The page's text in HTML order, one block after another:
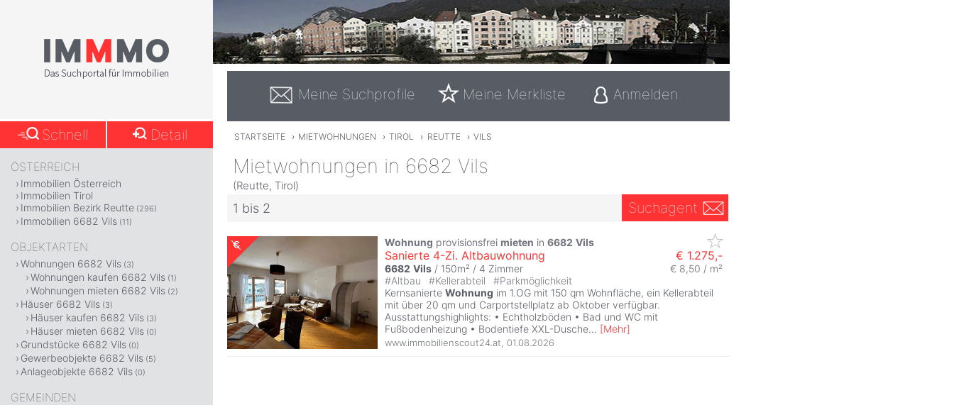
Meine Suchprofile Meine Merkliste Anmelden
STARTSEITE › MIETWOHNUNGEN › TIROL › REUTTE › VILS
Mietwohnungen in 6682 Vils
(Reutte, Tirol)
1 bis 2 Suchagent
Wohnung provisionsfrei mieten in 6682 Vils
Sanierte 4-Zi. Altbauwohnung € 1.275,-
6682 Vils / 150m² / 4 Zimmer
€ 8,50 / m²
#Altbau #Kellerabteil #Parkmöglichkeit
Kernsanierte Wohnung im 1.OG mit 150 qm Wohnfläche, ein Kellerabteil
mit über 20 qm und Carportstellplatz ab Oktober verfügbar.
Ausstattungshighlights: • Echtholzböden • Bad und WC mit
Fußbodenheizung • Bodentiefe XXL-Dusche... [Mehr]
www.immobilienscout24.at 01.08.2026
Schnell Detail
ÖSTERREICH
Immobilien Österreich
Immobilien Tirol
Immobilien Bezirk Reutte (296)
Immobilien 6682 Vils (11)
OBJEKTARTEN
Wohnungen 6682 Vils (3)
Wohnungen kaufen 6682 Vils (1)
Wohnungen mieten 6682 Vils (2)
Häuser 6682 Vils (3)
Häuser kaufen 6682 Vils (3)
Häuser mieten 6682 Vils (0)
Grundstücke 6682 Vils (0)
Gewerbeobjekte 6682 Vils (5)
Anlageobjekte 6682 Vils (0)
GEMEINDEN